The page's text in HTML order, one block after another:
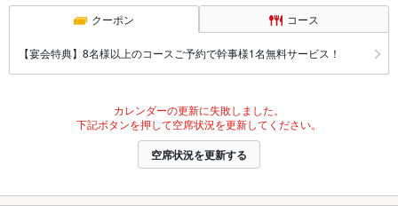
クーポン コース
【宴会特典】8名様以上のコースご予約で幹事様1名無料サービス！
カレンダーの更新に失敗しました。
下記ボタンを押して空席状況を更新してください。
空席状況を更新する